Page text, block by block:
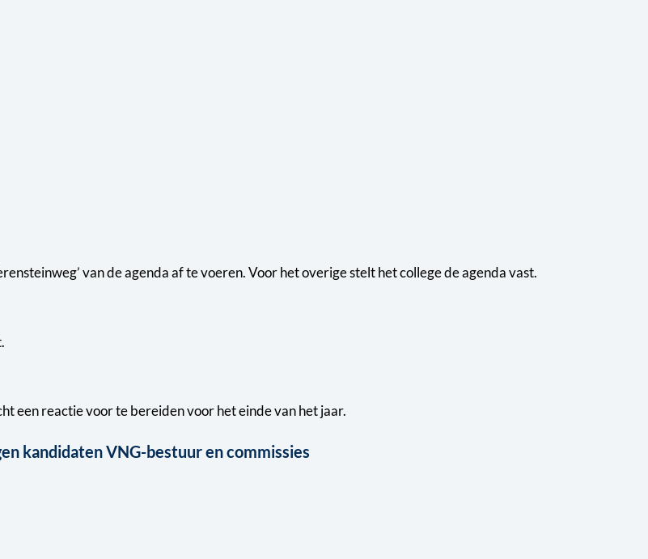
van de agenda af te voeren. Voor het overige stelt het college de agenda vast.
een reactie voor te bereiden voor het einde van het jaar.
kandidaten VNG-bestuur en commissies